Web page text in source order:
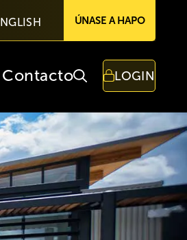
ÚNASE A HAPO
Contacto LOGIN